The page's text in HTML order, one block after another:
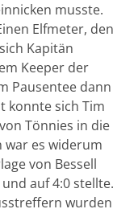
musste.
Elfmeter, den
Kapitän
Keeper der
Pausentee dann
konnte sich Tim
Tönnies in die
es widerum
von Bessell
auf 4:0 stellte.
wurden